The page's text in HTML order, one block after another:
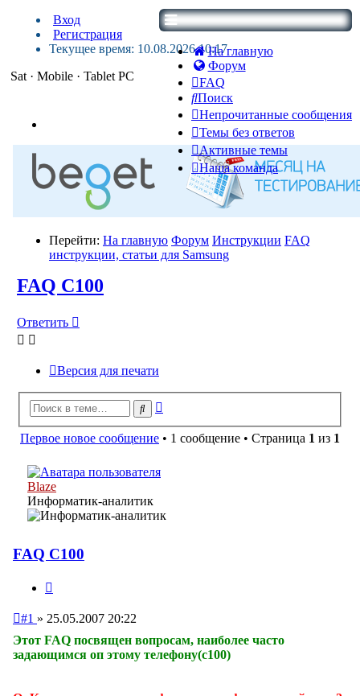
На главную
Форум
FAQ
Поиск
Непрочитанные сообщения
Темы без ответов
Активные темы
Наша команда
Вход
Регистрация
Текущее время: 10.08.2026 10:17
Sat · Mobile · Tablet PC
Перейти: На главную Форум Инструкции FAQ
инструкции, статьи для Samsung
FAQ С100
Ответить
Версия для печати
Поиск
Первое новое сообщение • 1 сообщение • Страница 1 из 1
Blaze
Информатик-аналитик
FAQ С100
Непрочитанное
#1 » 25.05.2007 20:22
Этот FAQ посвящен вопросам, наиболее часто
задающимся оп этому телефону(с100)